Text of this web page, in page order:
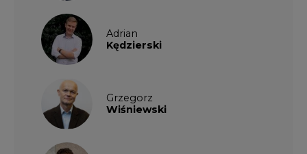
Adrian
Kędzierski
Grzegorz
Wiśniewski